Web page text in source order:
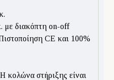
με διακόπτη on-off
CE και 100%
στήριξης είναι